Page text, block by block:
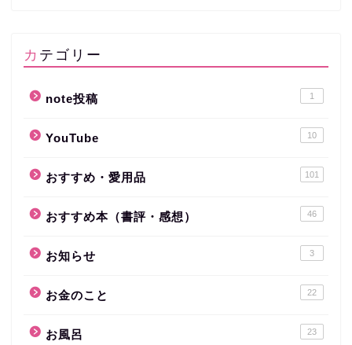
カテゴリー
note投稿 1
YouTube 10
おすすめ・愛用品 101
おすすめ本（書評・感想） 46
お知らせ 3
お金のこと 22
お風呂 23